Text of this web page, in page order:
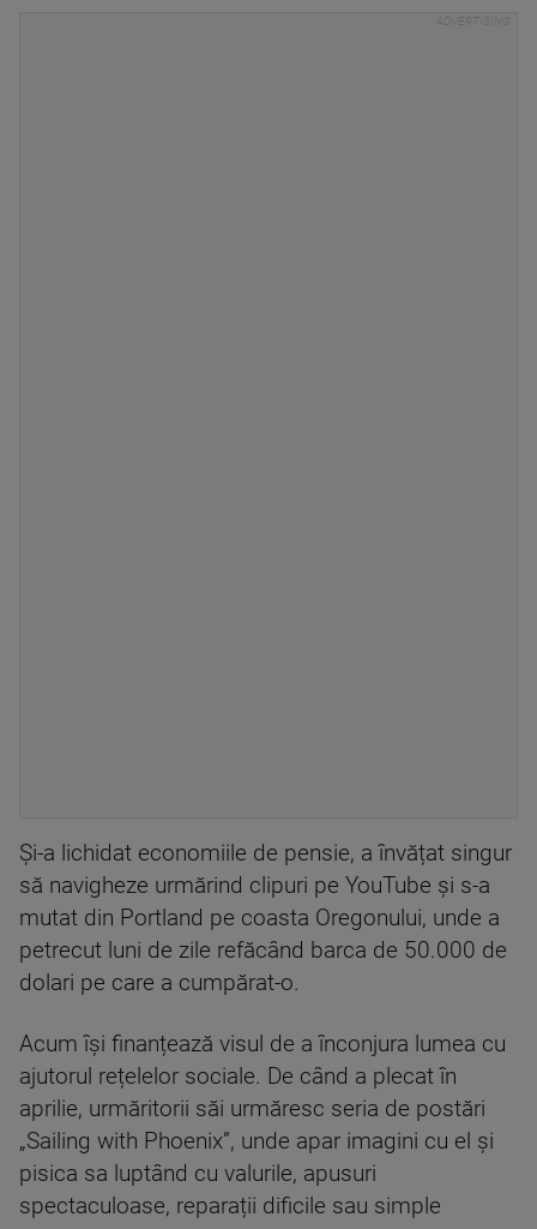
Și-a lichidat economiile de pensie, a învățat singur
să navigheze urmărind clipuri pe YouTube și s-a
mutat din Portland pe coasta Oregonului, unde a
petrecut luni de zile refăcând barca de 50.000 de
dolari pe care a cumpărat-o.
Acum își finanțează visul de a înconjura lumea cu
ajutorul rețelelor sociale. De când a plecat în
aprilie, urmăritorii săi urmăresc seria de postări
„Sailing with Phoenix”, unde apar imagini cu el și
pisica sa luptând cu valurile, apusuri
spectaculoase, reparații dificile sau simple